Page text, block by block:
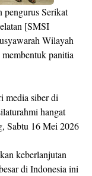
Serikat
[SMSI
Wilayah
panitia
media siber di
hangat
Sabtu 16 Mei 2026
keberlanjutan
di Indonesia ini